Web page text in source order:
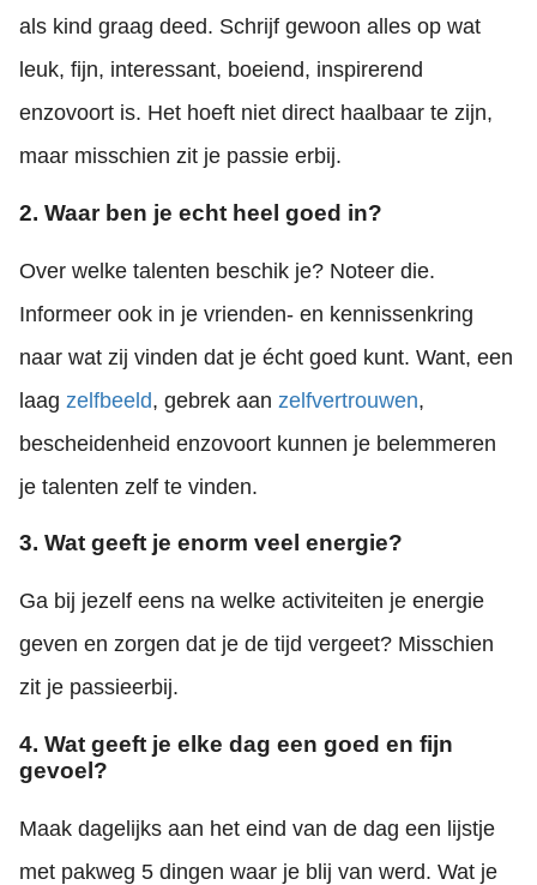
als kind graag deed. Schrijf gewoon alles op wat
leuk, fijn, interessant, boeiend, inspirerend
enzovoort is. Het hoeft niet direct haalbaar te zijn,
maar misschien zit je passie erbij.
2. Waar ben je echt heel goed in?
Over welke talenten beschik je? Noteer die.
Informeer ook in je vrienden- en kennissenkring
naar wat zij vinden dat je écht goed kunt. Want, een
laag zelfbeeld, gebrek aan zelfvertrouwen,
bescheidenheid enzovoort kunnen je belemmeren
je talenten zelf te vinden.
3. Wat geeft je enorm veel energie?
Ga bij jezelf eens na welke activiteiten je energie
geven en zorgen dat je de tijd vergeet? Misschien
zit je passieerbij.
4. Wat geeft je elke dag een goed en fijn
gevoel?
Maak dagelijks aan het eind van de dag een lijstje
met pakweg 5 dingen waar je blij van werd. Wat je